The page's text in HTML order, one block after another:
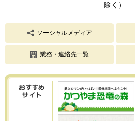
除く）
ソーシャルメディア
業務・連絡先一覧